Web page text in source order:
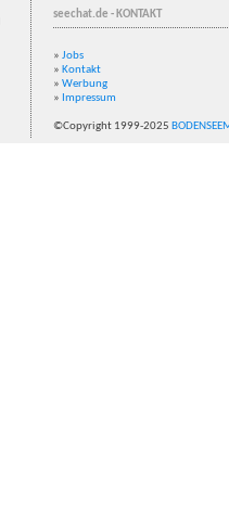
seechat.de - KONTAKT
» Jobs
» Kontakt
» Werbung
» Impressum
©Copyright 1999-2025